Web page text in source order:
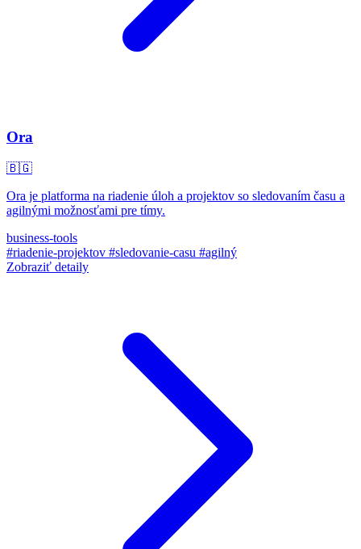
Ora
🇧🇬
Ora je platforma na riadenie úloh a projektov so sledovaním času a
agilnými možnosťami pre tímy.
business-tools
#riadenie-projektov #sledovanie-casu #agilný
Zobraziť detaily